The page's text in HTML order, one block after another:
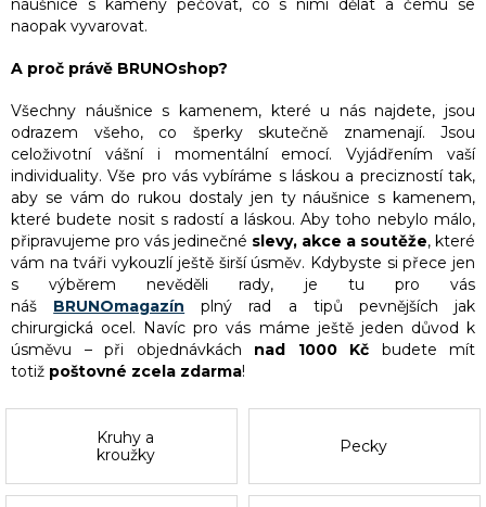
náušnice s kameny pečovat, co s nimi dělat a čemu se
naopak vyvarovat.
A proč právě BRUNOshop?
Všechny náušnice s kamenem, které u nás najdete, jsou
odrazem všeho, co šperky skutečně znamenají. Jsou
celoživotní vášní i momentální emocí. Vyjádřením vaší
individuality. Vše pro vás vybíráme s láskou a precizností tak,
aby se vám do rukou dostaly jen ty náušnice s kamenem,
které budete nosit s radostí a láskou. Aby toho nebylo málo,
připravujeme pro vás jedinečné slevy, akce a soutěže, které
vám na tváři vykouzlí ještě širší úsměv. Kdybyste si přece jen
s výběrem nevěděli rady, je tu pro vás
náš
BRUNOmagazín
plný rad a tipů pevnějších jak
chirurgická ocel. Navíc pro vás máme ještě jeden důvod k
úsměvu – při objednávkách
nad 1000 Kč
budete mít
totiž poštovné zcela zdarma!
Kruhy a
kroužky
Pecky